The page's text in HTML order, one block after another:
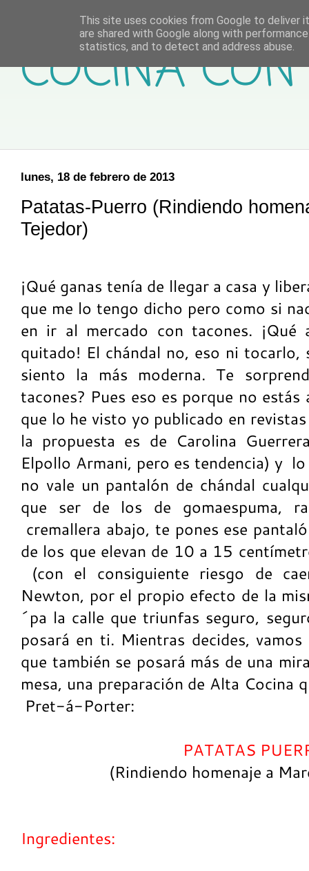
COCINA
lunes, 18 de febrero de 2013
Patatas-Puerro (Rindiendo
Tejedor)
¡Qué ganas tenía de llegar a casa y
que me lo tengo dicho pero como si
en ir al mercado con tacones. ¡Qué
quitado! El chándal no, eso ni tocarlo,
siento la más moderna. Te
tacones? Pues eso es porque no
que lo he visto yo publicado en
la propuesta es de Carolina
Elpollo Armani, pero es tendencia) y
no vale un pantalón de chándal
que ser de los de gomaespuma,
cremallera abajo, te pones ese
de los que elevan de 10 a 15
(con el consiguiente riesgo de
Newton, por el propio efecto de la
´pa la calle que triunfas seguro,
posará en ti. Mientras decides,
que también se posará más de una
mesa, una preparación de Alta Cocina
Pret-á-Porter:
PATATAS
(Rindiendo homenaje a
Ingredientes:
This site uses cookies from Google to deliver
are shared with Google along with
statistics, and to detect and address abuse.